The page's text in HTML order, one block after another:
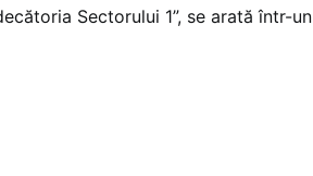
Sectorului 1”, se arată într-un